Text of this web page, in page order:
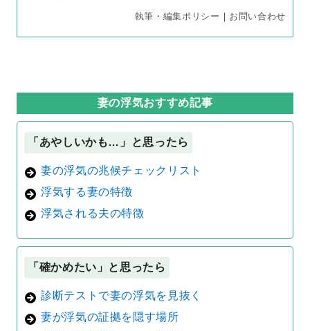
執筆・編集ポリシー ｜ お問い合わせ
妻の浮気おすすめ記事
「あやしいかも…」と思ったら
妻の浮気の兆候チェックリスト
浮気する妻の特徴
浮気される夫の特徴
「確かめたい」と思ったら
診断テストで妻の浮気を見抜く
妻が浮気の証拠を隠す場所